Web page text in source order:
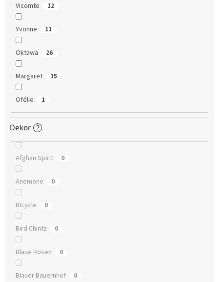
Vicomte 12
Yvonne 11
Oktawa 26
Margaret 15
Ofélie 1
Dekor ?
Afghan Spirit 0
Anemone 0
Bicycle 0
Bird Chintz 0
Blaue Rosen 0
Blauer Bauernhof 0